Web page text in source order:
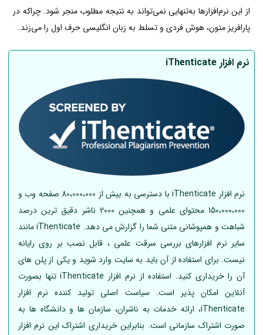
از این نرم‌افزار‌ها به‌تنهایی نمی‌تواند به نتیجه مطلوب منجر شود. چراکه در
پارافریز متون، هوش فردی و تسلط به زبان انگلیسی حرف اول را می‌زند.
نرم افزار iThenticate
نرم افزار iThenticate با دسترسی به بیش از 80،000،000 صفحه وب و
150،000،000 محتوای علمی و همچنین 2000 ناشر دقیق ترین درصد
شباهت و همپوشانی متنی شما را گزارش می دهد. iThenticate مانند
سایر نرم افزارهای بررسی سرقت علمی ، قابل نصب بر روی رایانه
نیست. برای استفاده از آن باید به سایت وارد شوید و یکی از پلن های
آن را خریداری کنید. استفاده از نرم افزار iThenticate تنها بصورت
آنلاین امکان پذیر است. سیاست اصلی تولید کننده نرم افزار
iThenticate، ارائه خدمات به ناشران، سازمان ها و دانشگاه ها به
صورت اشتراک سازمانی است. بنابراین خریداری اشتراک این نرم افزار